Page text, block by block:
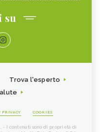
su
Trova l'esperto
PRIVACY COOKIES
- I contenuti sono di proprietà di